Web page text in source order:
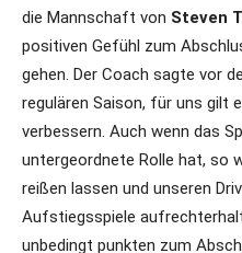
die Mannschaft von Steven
positiven Gefühl zum
gehen. Der Coach sagte vor
regulären Saison, für uns gilt
verbessern. Auch wenn das
untergeordnete Rolle hat, so
reißen lassen und unseren
Aufstiegsspiele
unbedingt punkten zum